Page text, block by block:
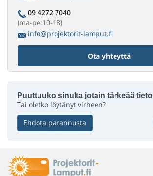
09 4272 7040
(ma-pe:10-18)
info@projektorit-lamput.fi
Ota yhteyttä
Puuttuuko sinulta jotain tärkeää
Tai oletko löytänyt virheen?
Ehdota parannusta